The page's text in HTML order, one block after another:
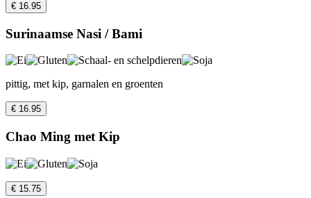
€ 16.95
Surinaamse Nasi / Bami
pittig, met kip, garnalen en groenten
€ 16.95
Chao Ming met Kip
€ 15.75